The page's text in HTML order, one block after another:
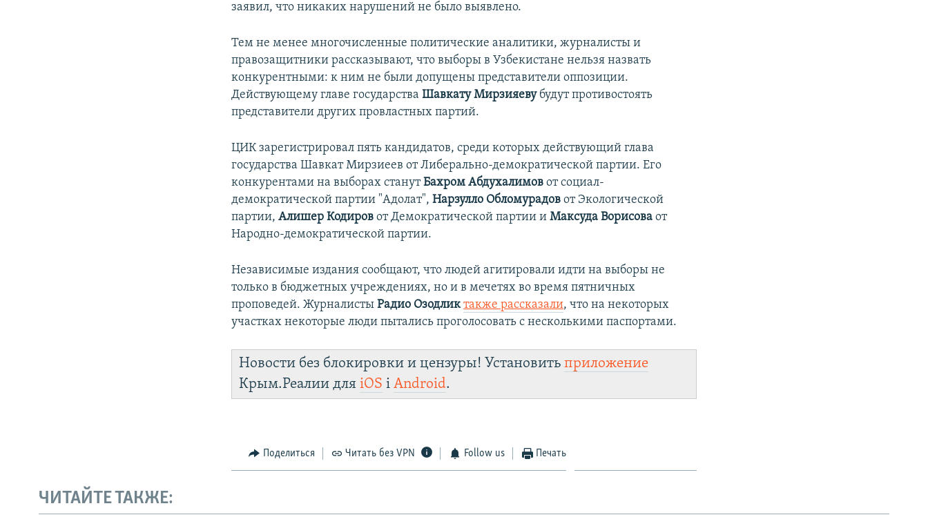
заявил, что никаких нарушений не было выявлено.
Тем не менее многочисленные политические аналитики, журналисты и
правозащитники рассказывают, что выборы в Узбекистане нельзя назвать
конкурентными: к ним не были допущены представители оппозиции.
Действующему главе государстваШавкату Мирзияеву будут противостоять
представители других провластных партий.
ЦИК зарегистрировал пять кандидатов, среди которых действующий глава
государства Шавкат Мирзиеев от Либерально-демократической партии. Его
конкурентами на выборах станутБахром Абдухалимовот социал-
демократической партии "Адолат",Нарзулло Обломурадов от Экологической
партии,Алишер Кодиров от Демократической партии иМаксуда Ворисова от
Народно-демократической партии.
Независимые издания сообщают, что людей агитировали идти на выборы не
только в бюджетных учреждениях, но и в мечетях во время пятничных
проповедей. ЖурналистыРадио Озодлик также рассказали, что на некоторых
участках некоторые люди пытались проголосовать с несколькими паспортами.
Новости без блокировки и цензуры! Установитьприложение
Крым.Реалии дляiOS іAndroid.
Поделиться Читать без VPN Follow us Печать
ЧИТАЙТЕ ТАКЖЕ: